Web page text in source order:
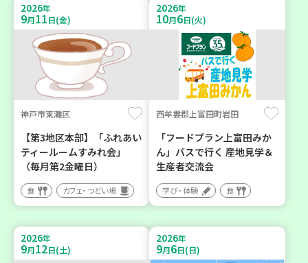
2026年
9月11日(金)
神戸市東灘区
【第3地区本部】「ふれあい
ティールームすみれ会」
（毎月第2金曜日）
食 カフェ・つどい場
2026年
10月6日(火)
西牟婁郡上富田町岩田
「フードプラン上富田みか
ん」バスで行く 産地見学＆
生産者交流会
学び・体験 食
2026年
9月12日(土)
2026年
9月6日(日)